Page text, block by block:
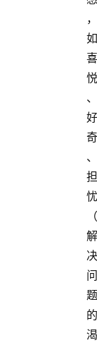
，
如
喜
悦
、
好
奇
、
担
忧
（
解
决
问
题
的
渴